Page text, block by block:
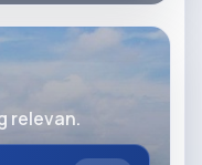
relevan.